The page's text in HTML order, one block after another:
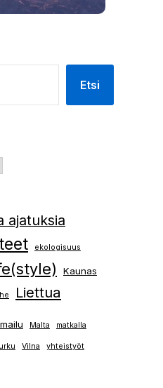
Etsi
ajatuksia
ekologisuus
Kaunas
Liettua
Malta matkalla
Vilna yhteistyöt